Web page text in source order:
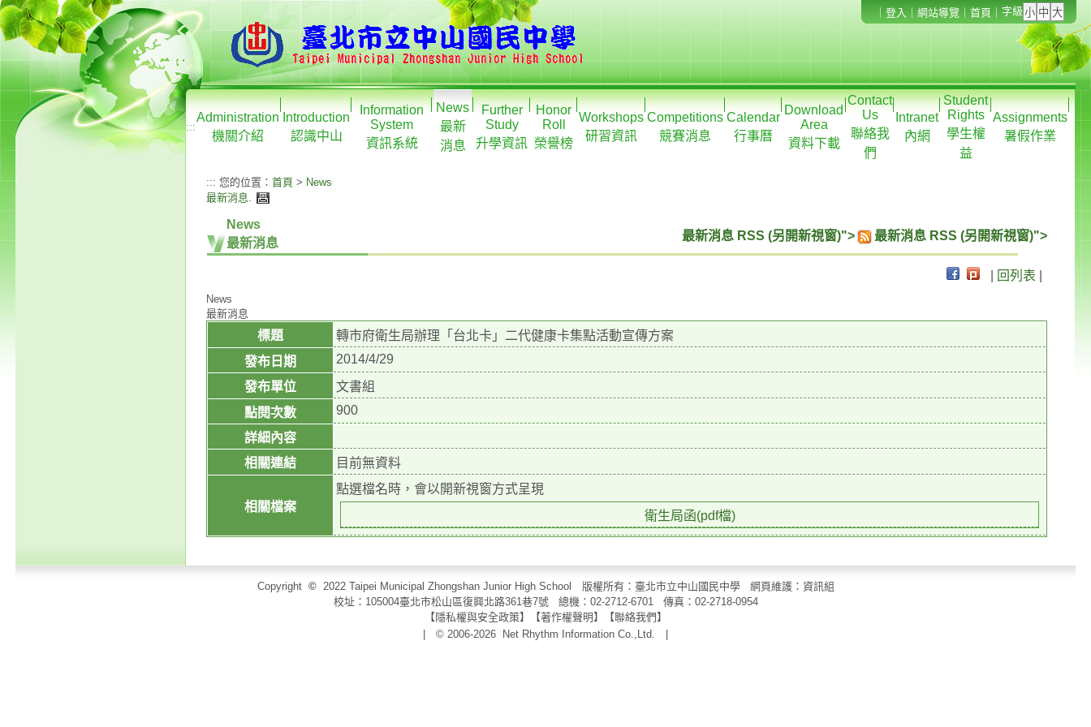
登入 網站導覽 首頁 字級
:::
Administration
機關介紹
Introduction
認識中山
Information
System
資訊系統
News
最新
消息
Further
Study
升學資訊
Honor
Roll
榮譽榜
Workshops
研習資訊
Competitions
競賽消息
Calendar
行事曆
Download
Area
資料下載
Contact
Us
聯絡我
們
Intranet
內網
Student
Rights
學生權
益
Assignments
暑假作業
::: 您的位置： 首頁 > News
最新消息.
News
最新消息
最新消息 RSS (另開新視窗)"> 最新消息 RSS (另開新視窗)">
回列表
News
最新消息
標題
轉市府衛生局辦理「台北卡」二代健康卡集點活動宣傳方案
發布日期
2014/4/29
發布單位
文書組
點閱次數
900
詳細內容
相關連結
目前無資料
相關檔案
點選檔名時，會以開新視窗方式呈現
衛生局函(pdf檔)
Copyright © 2022 Taipei Municipal Zhongshan Junior High School 版權所有：臺北市立中山國民中學 網頁維護：資訊組
校址：105004臺北市松山區復興北路361巷7號 總機：02-2712-6701 傳真： 02-2718-0954
【隱私權與安全政策】【著作權聲明 】 【聯絡我們 】
| © 2006-2026
Net Rhythm Information Co.,Ltd.